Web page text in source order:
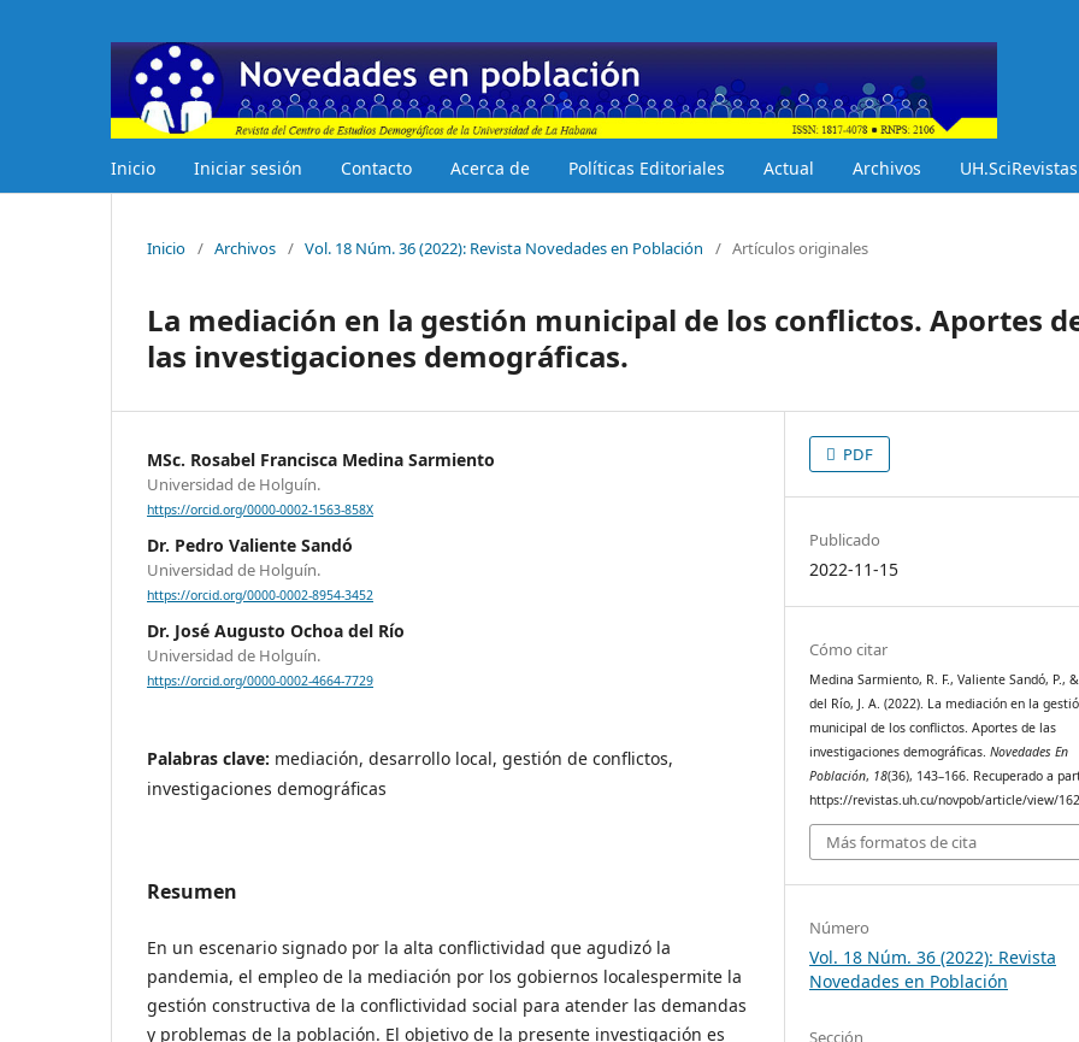
Inicio Iniciar sesión Contacto Acerca de Políticas Editoriales Actual Archivos UH.SciRevistas
Inicio / Archivos / Vol. 18 Núm. 36 (2022): Revista Novedades en Población / Artículos originales
La mediación en la gestión municipal de los conflictos. Aportes
las investigaciones demográficas.
MSc. Rosabel Francisca Medina Sarmiento
Universidad de Holguín.
https://orcid.org/0000-0002-1563-858X
Dr. Pedro Valiente Sandó
Universidad de Holguín.
https://orcid.org/0000-0002-8954-3452
Dr. José Augusto Ochoa del Río
Universidad de Holguín.
https://orcid.org/0000-0002-4664-7729
Palabras clave: mediación, desarrollo local, gestión de conflictos,
investigaciones demográficas
Resumen
En un escenario signado por la alta conflictividad que agudizó la
pandemia, el empleo de la mediación por los gobiernos localespermite la
gestión constructiva de la conflictividad social para atender las demandas
y problemas de la población. El objetivo de la presente investigación es
PDF
Publicado
2022-11-15
Cómo citar
Medina Sarmiento, R. F., Valiente Sandó, P.,
del Río, J. A. (2022). La mediación en la
municipal de los conflictos. Aportes de las
investigaciones demográficas.Novedades En
Población, 18(36), 143–166. Recuperado a
https://revistas.uh.cu/novpob/article/view/
Más formatos de cita
Número
Vol. 18 Núm. 36 (2022): Revista
Novedades en Población
Sección